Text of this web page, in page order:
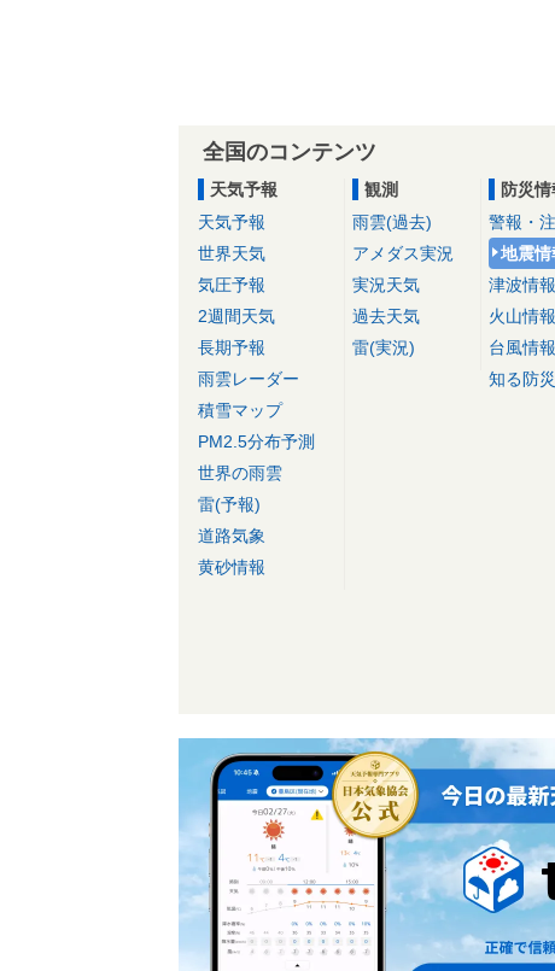
全国のコンテンツ
天気予報
天気予報
世界天気
気圧予報
2週間天気
長期予報
雨雲レーダー
積雪マップ
PM2.5分布予測
世界の雨雲
雷(予報)
道路気象
黄砂情報
観測
雨雲(過去)
アメダス実況
実況天気
過去天気
雷(実況)
防災情
警報・
地震情
津波情報
火山情報
台風情報
知る防災